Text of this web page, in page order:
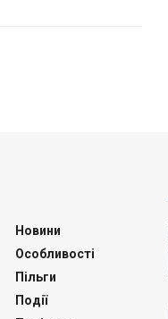
Новини
Особливості
Пільги
Події